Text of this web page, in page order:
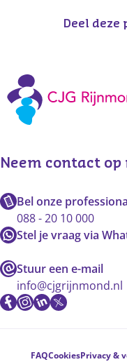
Deel deze
Neem contact op
Bel onze
088 - 20 10 000
Stel je vraag via
Stuur een e-mail
info@cjgrijnmond.nl
Voetnavigatie
FAQCookiesPrivacy &